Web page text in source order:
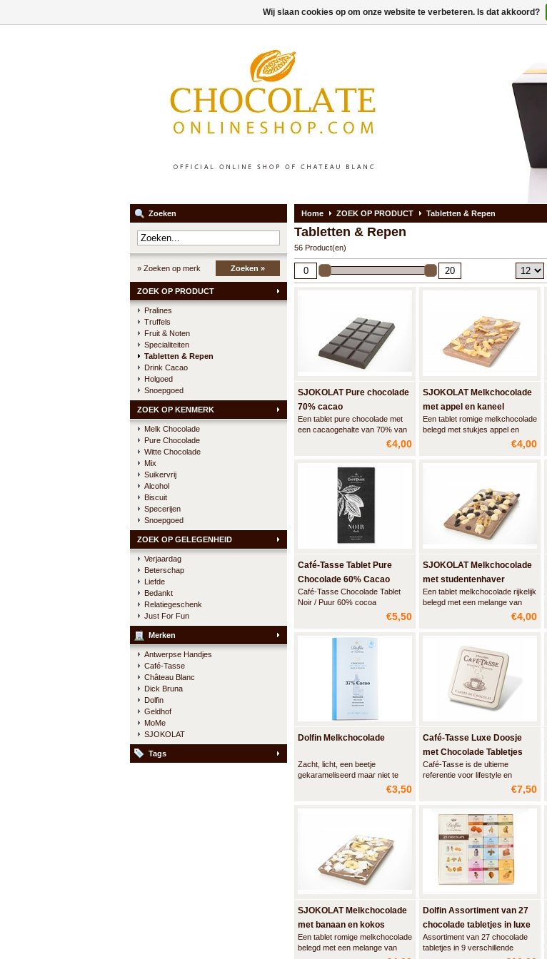
Zoeken
» Zoeken op merk Zoeken »
ZOEK OP PRODUCT
Pralines
Truffels
Fruit & Noten
Specialiteiten
Tabletten & Repen
Drink Cacao
Holgoed
Snoepgoed
ZOEK OP KENMERK
Melk Chocolade
Pure Chocolade
Witte Chocolade
Mix
Suikervrij
Alcohol
Biscuit
Specerijen
Snoepgoed
ZOEK OP GELEGENHEID
Verjaardag
Beterschap
Liefde
Bedankt
Relatiegeschenk
Just For Fun
Merken
Antwerpse Handjes
Café-Tasse
Château Blanc
Dick Bruna
Dolfin
Geldhof
MoMe
SJOKOLAT
Tags
Home ZOEK OP PRODUCT Tabletten & Repen
Tabletten & Repen
56 Product(en)
SJOKOLAT Pure chocolade
70% cacao
Een tablet pure chocolade met
een cacaogehalte van 70% van
SJOKOLAT. Genereus, fruitig en
€4,00
SJOKOLAT Melkchocolade
met appel en kaneel
Een tablet romige melkchocolade
belegd met stukjes appel en
€4,00
Café-Tasse Tablet Pure
Chocolade 60% Cacao
Café-Tasse Chocolade Tablet
Noir / Puur 60% cocoa
€5,50
SJOKOLAT Melkchocolade
met studentenhaver
Een tablet melkchocolade rijkelijk
belegd met een melange van
rozijnen, amandelen, hazelnoten
€4,00
Dolfin Melkchocolade
Zacht, licht, een beetje
gekarameliseerd maar niet te
zoet. Een chocolade uit de€3,50
Café-Tasse Luxe Doosje
met Chocolade Tabletjes
Café-Tasse is de ultieme
referentie voor lifestyle en
traditionele luxe chocolade. Dit
stijlvolle metalen doosje bevat
premium chocolade tabletjes in
melk (33%) en puur(60%).
€7,50
SJOKOLAT Melkchocolade
met banaan en kokos
Een tablet romige melkchocolade
belegd met een melange van
Dolfin Assortiment van 27
chocolade tabletjes in luxe
doos
Assortiment van 27 chocolade
tabletjes in 9 verschillende
Wij slaan cookies op om onze website te verbeteren. Is dat akkoord?